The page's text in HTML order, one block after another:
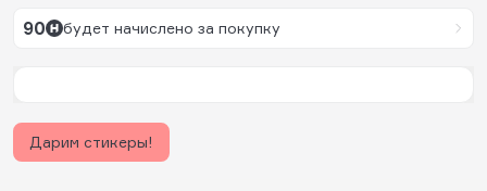
90 будет начислено за покупку
Дарим стикеры!